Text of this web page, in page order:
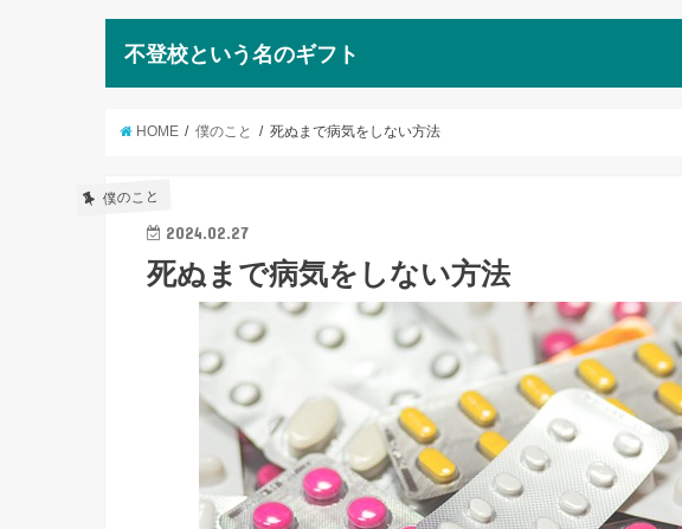
不登校という名のギフト
HOME 僕のこと 死ぬまで病気をしない方法
僕のこと
2024.02.27
死ぬまで病気をしない方法